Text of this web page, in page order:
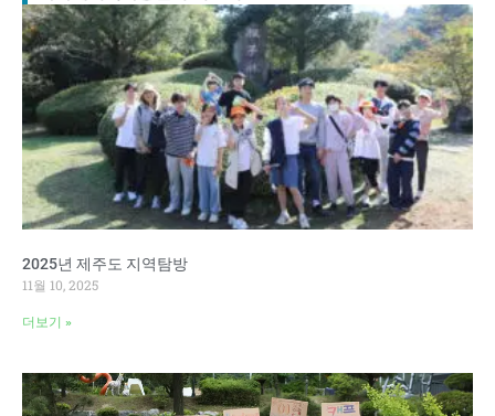
2025년 제주도 지역탐방
11월 10, 2025
더보기 »
PagePage